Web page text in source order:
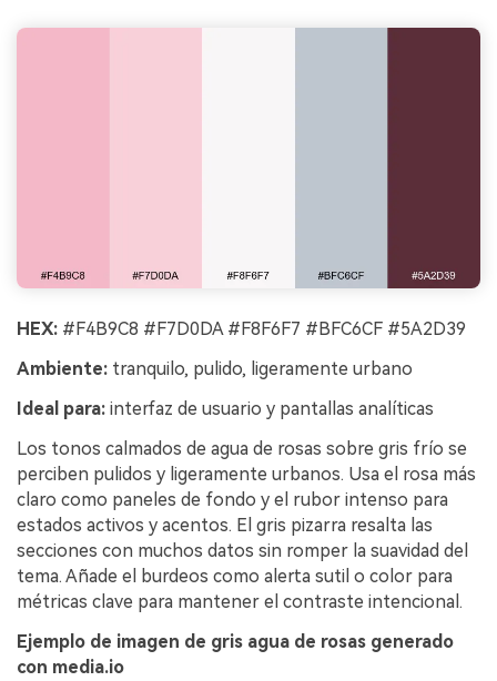
HEX: #F4B9C8 #F7D0DA #F8F6F7 #BFC6CF #5A2D39
Ambiente: tranquilo, pulido, ligeramente urbano
Ideal para: interfaz de usuario y pantallas analíticas
Los tonos calmados de agua de rosas sobre gris frío se
perciben pulidos y ligeramente urbanos. Usa el rosa más
claro como paneles de fondo y el rubor intenso para
estados activos y acentos. El gris pizarra resalta las
secciones con muchos datos sin romper la suavidad del
tema. Añade el burdeos como alerta sutil o color para
métricas clave para mantener el contraste intencional.
Ejemplo de imagen de gris agua de rosas generado
con media.io